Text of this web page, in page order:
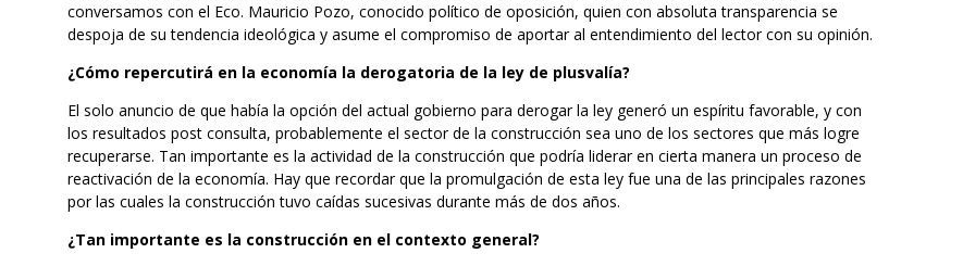
conversamos con el Eco. Mauricio Pozo, conocido político de oposición, quien con absoluta transparencia se
despoja de su tendencia ideológica y asume el compromiso de aportar al entendimiento del lector con su opinión.
¿Cómo repercutirá en la economía la derogatoria de la ley de plusvalía?
El solo anuncio de que había la opción del actual gobierno para derogar la ley generó un espíritu favorable, y con
los resultados post consulta, probablemente el sector de la construcción sea uno de los sectores que más logre
recuperarse. Tan importante es la actividad de la construcción que podría liderar en cierta manera un proceso de
reactivación de la economía. Hay que recordar que la promulgación de esta ley fue una de las principales razones
por las cuales la construcción tuvo caídas sucesivas durante más de dos años.
¿Tan importante es la construcción en el contexto general?